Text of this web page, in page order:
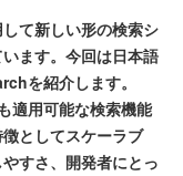
て新しい形の検索シ
ます。今回は日本語
を紹介します。
適用可能な検索機能
としてスケーラブ
すさ、開発者にとっ